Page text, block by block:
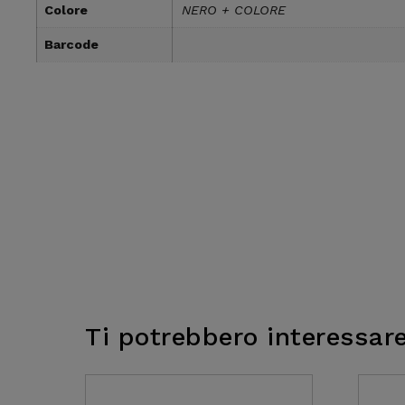
Colore NERO + COLORE
Barcode
Ti potrebbero